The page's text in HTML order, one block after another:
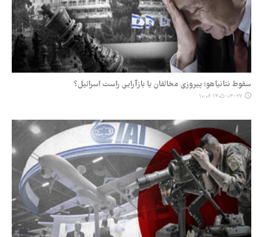
سقوط نتانیاهو؛ پیروزی مخالفان یا بازآرایی راست اسرائیل؟
۱۴۰۵-۰۳-۲۷ ۱۰:۰۶